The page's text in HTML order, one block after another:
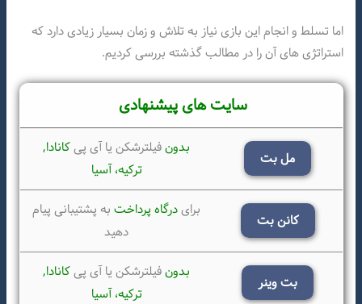
اما تسلط و انجام این بازی نیاز به تلاش و زمان بسیار زیادی دارد که
استراتژی های آن را در مطالب گذشته بررسی کردیم.
سایت های پیشنهادی
مل بت
بدونفیلترشکن یا آی پیکانادا,
ترکیه، آسیا
کانن بت
برایدرگاه پرداختبه پشتیبانی پیام
دهید
بت وینر
بدونفیلترشکن یا آی پیکانادا,
ترکیه، آسیا